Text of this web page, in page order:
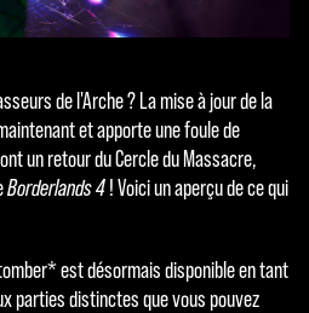
de l'Arche ? La mise à jour de la
et apporte une foule de
un retour du Cercle du Massacre,
Borderlands 4! Voici un aperçu de ce qui
est désormais disponible en tant
parties distinctes que vous pouvez